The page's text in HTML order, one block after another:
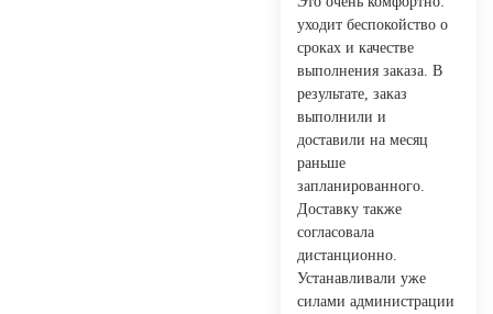
уходит беспокойство о
сроках и качестве
выполнения заказа. В
результате, заказ
выполнили и
доставили на месяц
раньше
запланированного.
Доставку также
согласовала
дистанционно.
Устанавливали уже
силами администрации